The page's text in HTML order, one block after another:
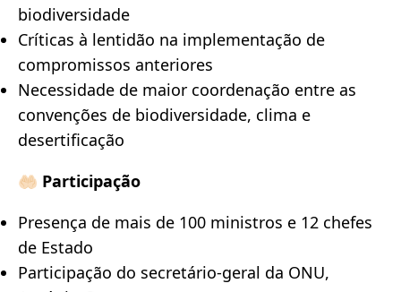
biodiversidade
Críticas à lentidão na implementação de
compromissos anteriores
Necessidade de maior coordenação entre as
convenções de biodiversidade, clima e
desertificação
🤲🏻 Participação
Presença de mais de 100 ministros e 12 chefes
de Estado
Participação do secretário-geral da ONU,